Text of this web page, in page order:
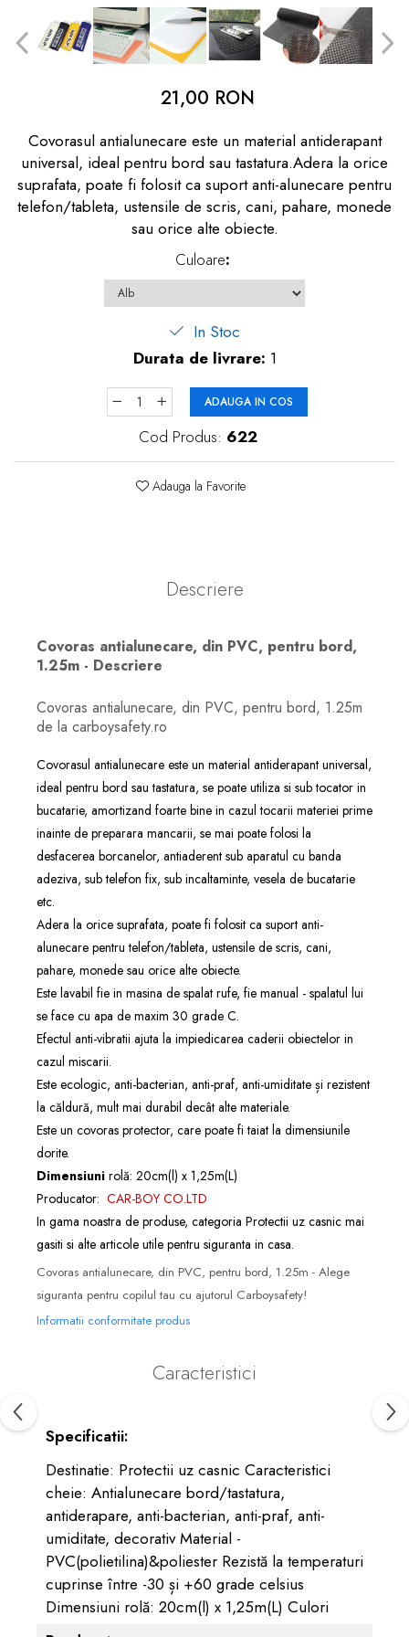
dopuri de urechi
Produse îngrijire copii
21,00 RON
Covorasul antialunecare este un material antiderapant
universal, ideal pentru bord sau tastatura.Adera la orice
suprafata, poate fi folosit ca suport anti-alunecare pentru
telefon/tableta, ustensile de scris, cani, pahare, monede
sau orice alte obiecte.
Culoare:
In Stoc
Durata de livrare: 1
ADAUGA IN COS
Cod Produs: 622
Adauga la Favorite
Descriere
Covoras antialunecare, din PVC, pentru bord,
1.25m - Descriere
Covoras antialunecare, din PVC, pentru bord, 1.25m
de la carboysafety.ro
Covorasul antialunecare este un material antiderapant universal,
ideal pentru bord sau tastatura, se poate utiliza si sub tocator in
bucatarie, amortizand foarte bine in cazul tocarii materiei prime
inainte de preparara mancarii, se mai poate folosi la
desfacerea borcanelor, antiaderent sub aparatul cu banda
adeziva, sub telefon fix, sub incaltaminte, vesela de bucatarie
etc.
Adera la orice suprafata, poate fi folosit ca suport anti-
alunecare pentru telefon/tableta, ustensile de scris, cani,
pahare, monede sau orice alte obiecte.
Este lavabil fie in masina de spalat rufe, fie manual - spalatul lui
se face cu apa de maxim 30 grade C.
Efectul anti-vibratii ajuta la impiedicarea caderii obiectelor in
cazul miscarii.
Este ecologic, anti-bacterian, anti-praf, anti-umiditate și rezistent
la căldură, mult mai durabil decât alte materiale.
Este un covoras protector, care poate fi taiat la dimensiunile
dorite.
Dimensiuni rolă: 20cm(l) x 1,25m(L)
Producator: CAR-BOY CO.LTD
In gama noastra de produse, categoria Protectii uz casnic mai
gasiti si alte articole utile pentru siguranta in casa.
Covoras antialunecare, din PVC, pentru bord, 1.25m - Alege
siguranta pentru copilul tau cu ajutorul Carboysafety!
Informatii conformitate produs
Caracteristici
Specificatii:
Destinatie: Protectii uz casnic Caracteristici
cheie: Antialunecare bord/tastatura,
antiderapare, anti-bacterian, anti-praf, anti-
umiditate, decorativ Material -
PVC(polietilina)&poliester Rezistă la temperaturi
cuprinse între -30 și +60 grade celsius
Dimensiuni rolă: 20cm(l) x 1,25m(L) Culori